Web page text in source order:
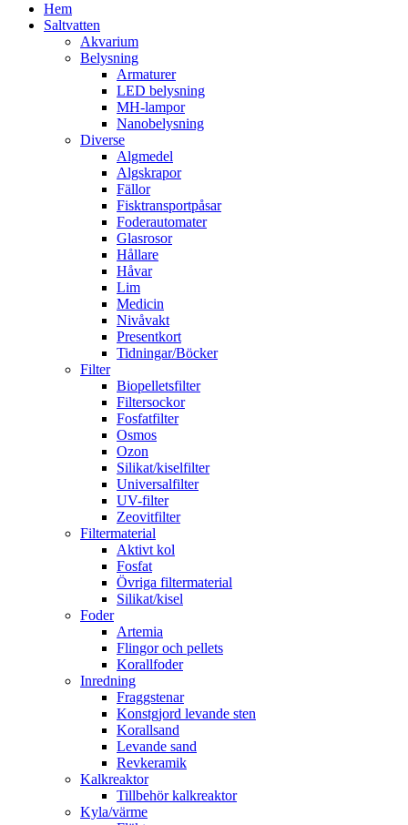
Hem
Saltvatten
Akvarium
Belysning
Armaturer
LED belysning
MH-lampor
Nanobelysning
Diverse
Algmedel
Algskrapor
Fällor
Fisktransportpåsar
Foderautomater
Glasrosor
Hållare
Håvar
Lim
Medicin
Nivåvakt
Presentkort
Tidningar/Böcker
Filter
Biopelletsfilter
Filtersockor
Fosfatfilter
Osmos
Ozon
Silikat/kiselfilter
Universalfilter
UV-filter
Zeovitfilter
Filtermaterial
Aktivt kol
Fosfat
Övriga filtermaterial
Silikat/kisel
Foder
Artemia
Flingor och pellets
Korallfoder
Inredning
Fraggstenar
Konstgjord levande sten
Korallsand
Levande sand
Revkeramik
Kalkreaktor
Tillbehör kalkreaktor
Kyla/värme